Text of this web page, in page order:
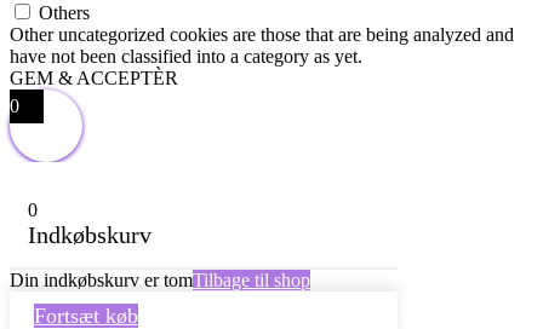
Others
Other uncategorized cookies are those that are being analyzed and
have not been classified into a category as yet.
GEM & ACCEPTÈR
0
0
Indkøbskurv
Din indkøbskurv er tomTilbage til shop
Fortsæt køb